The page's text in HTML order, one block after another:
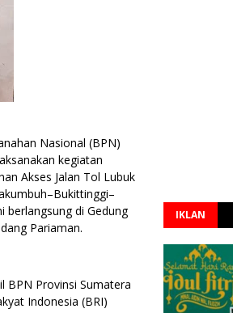
Nasional (BPN)
kegiatan
Akses Jalan Tol Lubuk
berlangsung di Gedung
Pariaman.
BPN Provinsi Sumatera
Indonesia (BRI)
IKLAN